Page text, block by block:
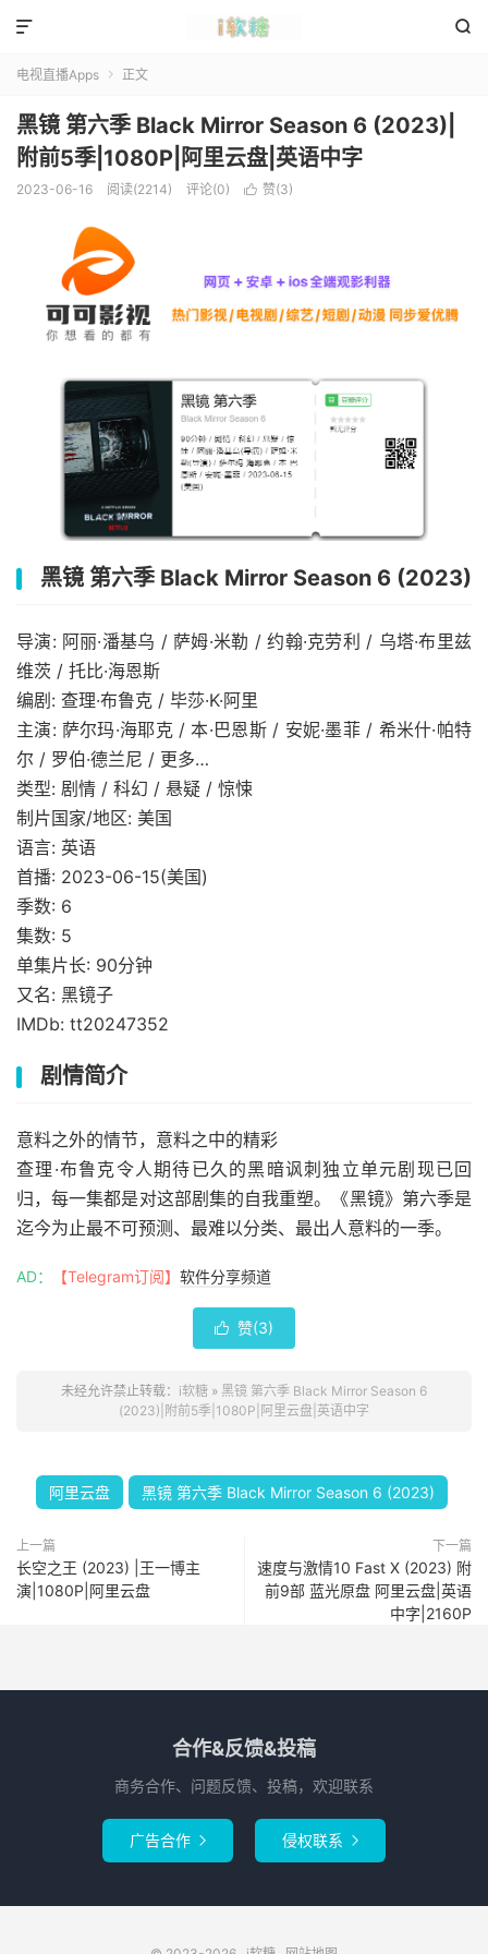


电视直播Apps  正文
黑镜 第六季 Black Mirror Season 6 (2023)|
附前5季|1080P|阿里云盘|英语中字
2023-06-16 阅读(2214) 评论(0)  赞(3)
黑镜 第六季 Black Mirror Season 6 (2023)
导演: 阿丽·潘基乌 / 萨姆·米勒 / 约翰·克劳利 / 乌塔·布里兹
维茨 / 托比·海恩斯
编剧: 查理·布鲁克 / 毕莎·K·阿里
主演: 萨尔玛·海耶克 / 本·巴恩斯 / 安妮·墨菲 / 希米什·帕特
尔 / 罗伯·德兰尼 / 更多…
类型: 剧情 / 科幻 / 悬疑 / 惊悚
制片国家/地区: 美国
语言: 英语
首播: 2023-06-15(美国)
季数: 6
集数: 5
单集片长: 90分钟
又名: 黑镜子
IMDb: tt20247352
剧情简介
意料之外的情节，意料之中的精彩
查理·布鲁克令人期待已久的黑暗讽刺独立单元剧现已回
归，每一集都是对这部剧集的自我重塑。《黑镜》第六季是
迄今为止最不可预测、最难以分类、最出人意料的一季。
AD： 【Telegram订阅】 软件分享频道
 赞(3)
未经允许禁止转载： i软糖 » 黑镜 第六季 Black Mirror Season 6
(2023)|附前5季|1080P|阿里云盘|英语中字
阿里云盘 黑镜 第六季 Black Mirror Season 6 (2023)
上一篇
长空之王 (2023) |王一博主
演|1080P|阿里云盘
下一篇
速度与激情10 Fast X (2023) 附
前9部 蓝光原盘 阿里云盘|英语
中字|2160P
合作&反馈&投稿
商务合作、问题反馈、投稿，欢迎联系
广告合作  侵权联系 